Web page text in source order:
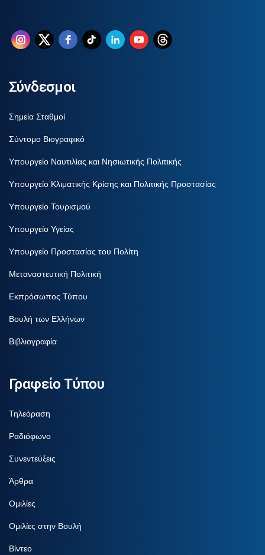
Σύνδεσμοι
Σημεία Σταθμοί
Σύντομο Βιογραφικό
Υπουργείο Ναυτιλίας και Νησιωτικής Πολιτικής
Υπουργείο Κλιματικής Κρίσης και Πολιτικής Προστασίας
Υπουργείο Τουρισμού
Υπουργείο Υγείας
Υπουργείο Προστασίας του Πολίτη
Μεταναστευτική Πολιτική
Εκπρόσωπος Τύπου
Βουλή των Ελλήνων
Βιβλιογραφία
Γραφείο Τύπου
Τηλεόραση
Ραδιόφωνο
Συνεντεύξεις
Άρθρα
Ομιλίες
Ομιλίες στην Βουλή
Βίντεο